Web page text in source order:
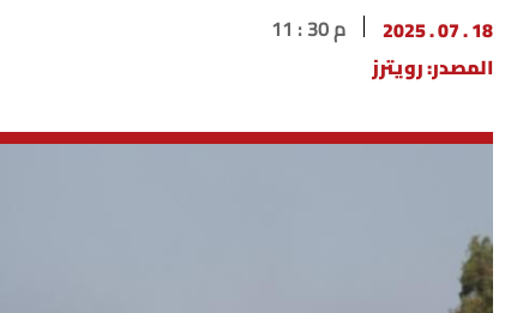
18 . 07 . 2025 11 : 30 م
المصدر: رويترز